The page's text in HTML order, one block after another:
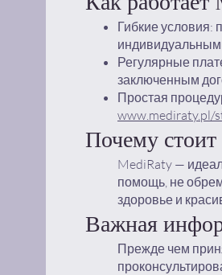
Гибкие условия:
Регулярные
заключенным
Простая
www.mediraty.pl/
Почему
MediRaty —
помощь, не
здоровье и
Важная
Прежде чем